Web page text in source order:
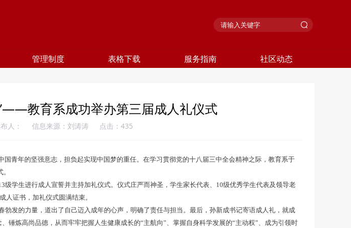
管理制度 表格下载 服务指南 社区动态
教育系成功举办第三届成人礼仪式
人： 信息来源：刘涛涛 点击：435
青年的坚强意志，担负起实现中国梦的重任。在学习贯彻党的十八届三中全会精神之际，教育系于
学生进行成人宣誓并主持加礼仪式。仪式庄严而神圣，学生家长代表、10级优秀学生代表及领导老
人证书，加礼仪式圆满结束。
发的力量，道出了自己迈入成年的心声，明确了责任与担当。最后，孙新成书记寄语成人礼，就成
炼高尚品德，从而牢牢把握人生健康成长的“主航向”、掌握自身科学发展的“主动权”、成为引领时